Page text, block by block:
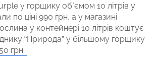
у горщику об’ємом 10 літрів у
по ціні 990 грн, а у магазині
у контейнері 10 літрів коштує
“Природа” у більшому горщику
грн.